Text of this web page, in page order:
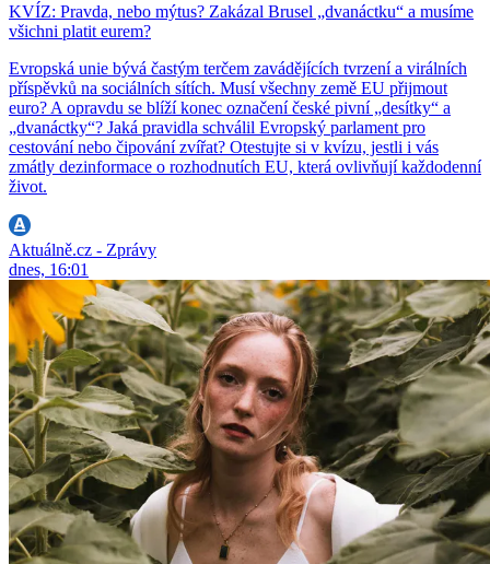
KVÍZ: Pravda, nebo mýtus? Zakázal Brusel „dvanáctku“ a musíme
všichni platit eurem?
Evropská unie bývá častým terčem zavádějících tvrzení a virálních
příspěvků na sociálních sítích. Musí všechny země EU přijmout
euro? A opravdu se blíží konec označení české pivní „desítky“ a
„dvanáctky“? Jaká pravidla schválil Evropský parlament pro
cestování nebo čipování zvířat? Otestujte si v kvízu, jestli i vás
zmátly dezinformace o rozhodnutích EU, která ovlivňují každodenní
život.
Aktuálně.cz - Zprávy
dnes, 16:01